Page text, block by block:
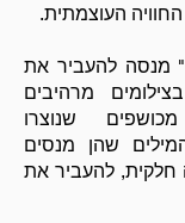
העוצמתית.
מנסה להעביר את
מרהיבים
שנוצרו
שהן מנסים
להעביר את